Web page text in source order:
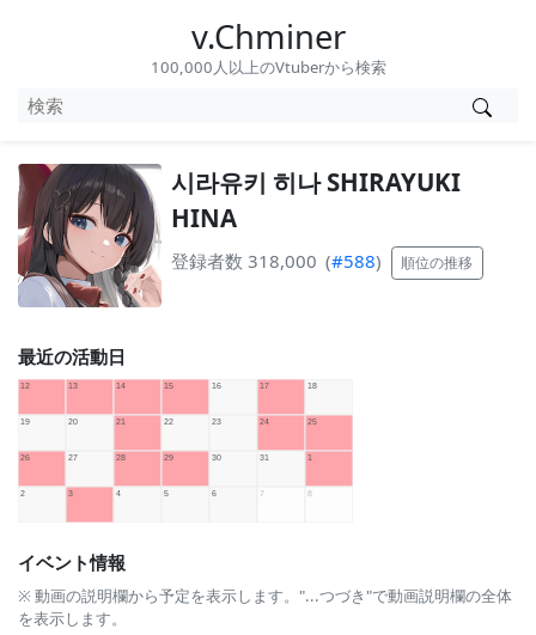
v.Chminer
100,000人以上のVtuberから検索
시라유키 히나 SHIRAYUKI
HINA
登録者数 318,000 (#588) 順位の推移
最近の活動日
イベント情報
※ 動画の説明欄から予定を表示します。"...つづき"で動画説明欄の全体
を表示します。